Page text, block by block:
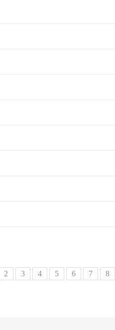
2 3 4 5 6 7 8